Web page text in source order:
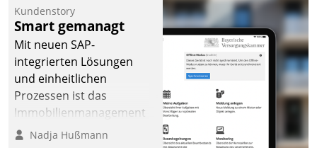
Kundenstory
Smart gemanagt
Mit neuen SAP-
integrierten Lösungen
und einheitlichen
Prozessen ist das
Immobilienmanagement
der Bayerischen
Nadja Hußmann